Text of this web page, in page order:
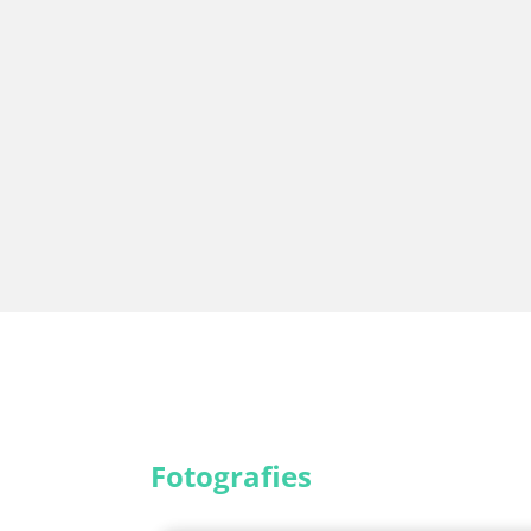
Fotografies